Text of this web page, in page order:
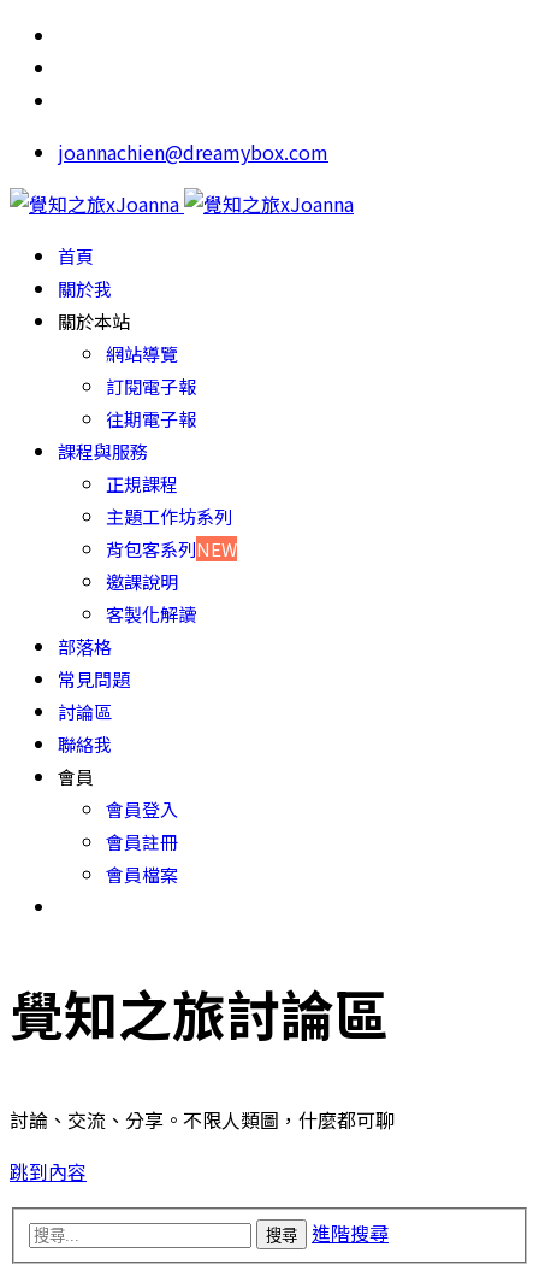
joannachien@dreamybox.com
首頁
關於我
關於本站
網站導覽
訂閱電子報
往期電子報
課程與服務
正規課程
主題工作坊系列
背包客系列NEW
邀課說明
客製化解讀
部落格
常見問題
討論區
聯絡我
會員
會員登入
會員註冊
會員檔案
覺知之旅討論區
討論、交流、分享。不限人類圖，什麼都可聊
跳到內容
搜尋 進階搜尋